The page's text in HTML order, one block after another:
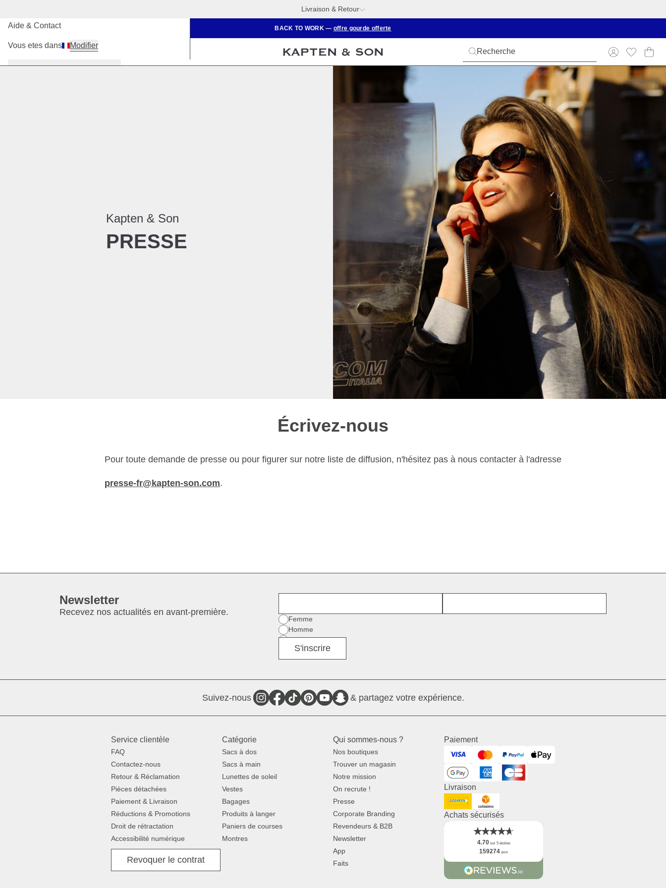
Livraison & Retour
BACK TO WORK — offre gourde offerte
Hommes Enfants
Aide & Contact
Vous etes dans Modifier
Kapten & Son
PRESSE
Écrivez-nous
Pour toute demande de presse ou pour figurer sur notre liste de diffusion, n'hésitez pas à nous contacter à l'adresse
presse-fr@kapten-son.com.
Newsletter
Recevez nos actualités en avant-première.
SexeFemme
Homme
Divers
S'inscrire
Suivez-nous & partagez votre expérience.
Service clientèle
FAQ
Contactez-nous
Retour & Réclamation
Pièces détachées
Paiement & Livraison
Réductions & Promotions
Droit de rétractation
Accessibilité numérique
Revoquer le contrat
Catégorie
Sacs à dos
Sacs à main
Lunettes de soleil
Vestes
Bagages
Produits à langer
Paniers de courses
Montres
Qui sommes-nous ?
Nos boutiques
Trouver un magasin
Notre mission
On recrute !
Presse
Corporate Branding
Revendeurs & B2B
Newsletter
App
Faits
Paiement
Visa MastercardPayPal ApplePay
GooglePayAmerican Express
Cart Bancaire
Livraison
DHL GoGreen
Collisimo
Achats sécurisés
4.70sur 5 étoiles
159274 avis